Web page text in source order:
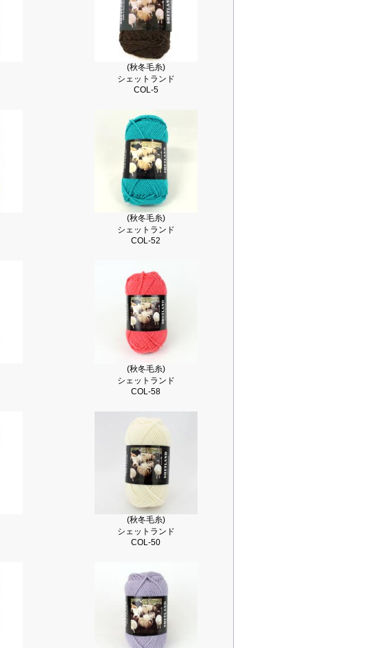
(秋冬毛糸)
シェットランド
COL-5
(秋冬毛糸)
シェットランド
COL-52
(秋冬毛糸)
シェットランド
COL-58
(秋冬毛糸)
シェットランド
COL-50